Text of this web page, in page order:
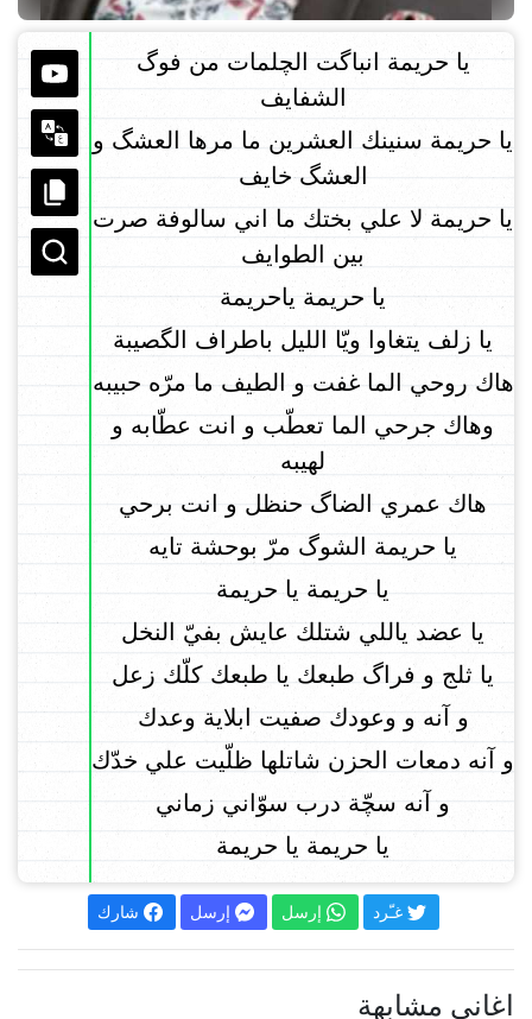
يا حريمة انباگت الچلمات من فوگ
الشفايف
يا حريمة سنينك العشرين ما مرها العشگ و
العشگ خايف
يا حريمة لا علي بختك ما اني سالوفة صرت
بين الطوايف
يا حريمة ياحريمة
يا زلف يتغاوا ويّا الليل باطراف الگصيبة
هاك روحي الما غفت و الطيف ما مرّه حبيبه
وهاك جرحي الما تعطّب و انت عطّابه و
لهيبه
هاك عمري الضاگ حنظل و انت برحي
يا حريمة الشوگ مرّ بوحشة تايه
يا حريمة يا حريمة
يا عضد ياللي شتلك عايش بفيّ النخل
يا ثلج و فراگ طبعك يا طبعك كلّك زعل
و آنه و وعودك صفيت ابلاية وعدك
و آنه دمعات الحزن شاتلها ظلّيت علي خدّك
و آنه سچّة درب سوّاني زماني
يا حريمة يا حريمة
اغاني مشابهة